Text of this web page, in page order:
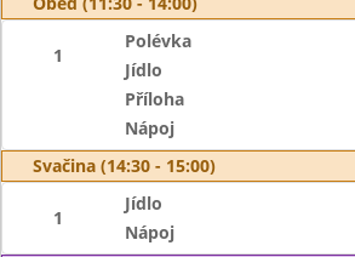
1
Polévka
Jídlo
Příloha
Nápoj
Svačina (14:30 - 15:00)
1
Jídlo
Nápoj